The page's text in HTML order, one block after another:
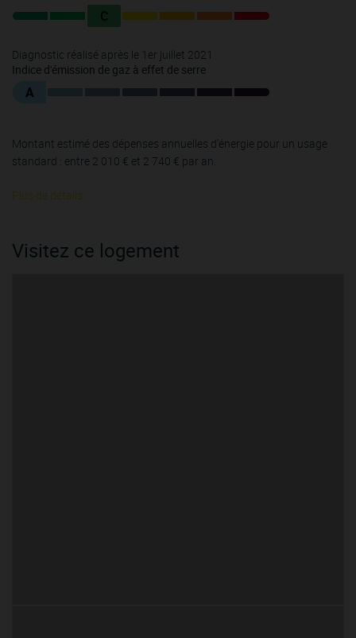
C
Diagnostic réalisé après le 1er juillet 2021
Indice d'émission de gaz à effet de serre
A
Montant estimé des dépenses annuelles d'énergie pour un usage
standard : entre 2 010 € et 2 740 € par an.
Plus de détails
Visitez ce logement